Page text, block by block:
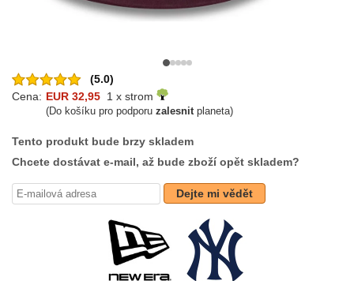
(5.0)
Cena: EUR 32,95 1 x strom
(Do košíku pro podporu zalesnitplaneta)
Tento produkt bude brzy skladem
Chcete dostávat e-mail, až bude zboží opět skladem?
Dejte mi vědět